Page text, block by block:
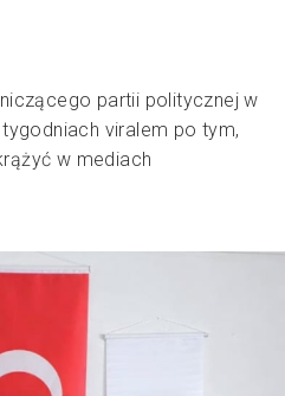
partii politycznej w
viralem po tym,
w mediach